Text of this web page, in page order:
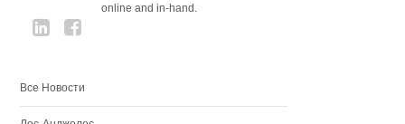
online and in-hand.
Все Новости